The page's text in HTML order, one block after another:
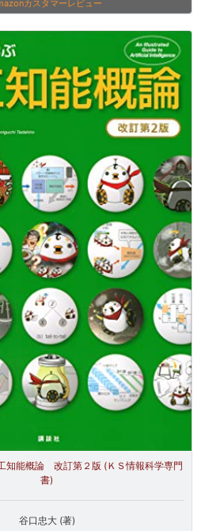
カスタマーレビュー
知能概論 改訂第２版 (ＫＳ情報科学専門
書)
谷口忠大 (著)